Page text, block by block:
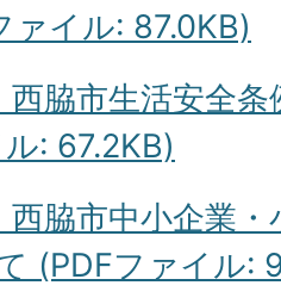
ァイル: 87.0KB)
脇市生活安全条
: 67.2KB)
脇市中小企業・
(PDFファイル: